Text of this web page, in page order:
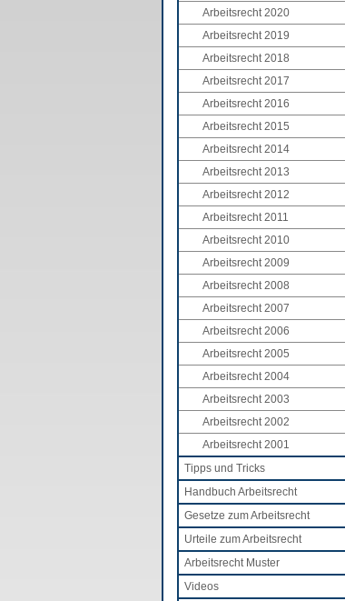
Arbeitsrecht 2020
Arbeitsrecht 2019
Arbeitsrecht 2018
Arbeitsrecht 2017
Arbeitsrecht 2016
Arbeitsrecht 2015
Arbeitsrecht 2014
Arbeitsrecht 2013
Arbeitsrecht 2012
Arbeitsrecht 2011
Arbeitsrecht 2010
Arbeitsrecht 2009
Arbeitsrecht 2008
Arbeitsrecht 2007
Arbeitsrecht 2006
Arbeitsrecht 2005
Arbeitsrecht 2004
Arbeitsrecht 2003
Arbeitsrecht 2002
Arbeitsrecht 2001
Tipps und Tricks
Handbuch Arbeitsrecht
Gesetze zum Arbeitsrecht
Urteile zum Arbeitsrecht
Arbeitsrecht Muster
Videos